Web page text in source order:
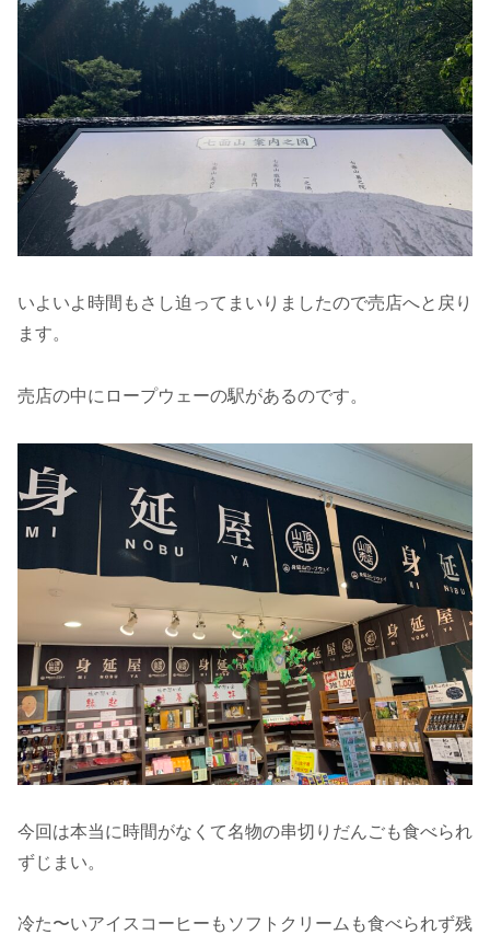
いよいよ時間もさし迫ってまいりましたので売店へと戻り
ます。
売店の中にロープウェーの駅があるのです。
今回は本当に時間がなくて名物の串切りだんごも食べられ
ずじまい。
冷た〜いアイスコーヒーもソフトクリームも食べられず残